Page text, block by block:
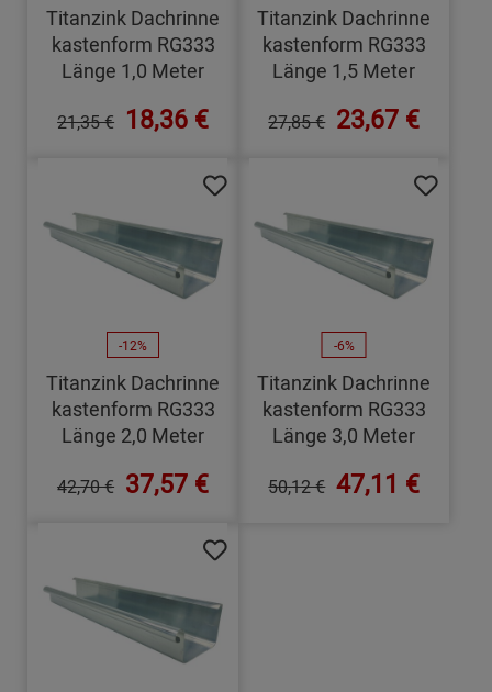
Titanzink Dachrinne
kastenform RG333
Länge 1,0 Meter
21,35 € 18,36 €
Titanzink Dachrinne
kastenform RG333
Länge 1,5 Meter
27,85 € 23,67 €
-12%
Titanzink Dachrinne
kastenform RG333
Länge 2,0 Meter
42,70 € 37,57 €
-6%
Titanzink Dachrinne
kastenform RG333
Länge 3,0 Meter
50,12 € 47,11 €